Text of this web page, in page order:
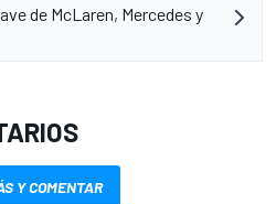
de McLaren, Mercedes y
Y COMENTAR